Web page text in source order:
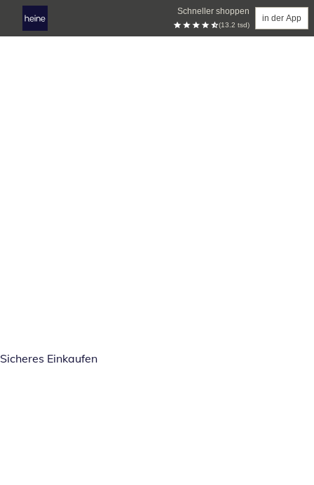
Schneller shoppen
(13.2 tsd)
in der App
Sicheres Einkaufen